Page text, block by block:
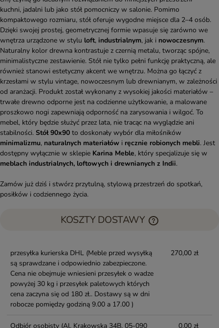
kuchni, jadalni lub jako stół pomocniczy w salonie. Pomimo
kompaktowego rozmiaru, stół oferuje wygodne miejsce dla 2–4 osób.
Dzięki swojej prostej, geometrycznej formie wpasuje się zarówno we
wnętrza urządzone w stylu loft, industrialnym, jak i nowoczesnym.
Naturalny kolor drewna kontrastuje z czernią metalu, tworząc spójne,
minimalistyczne zestawienie. Stół nie tylko pełni funkcję praktyczną, ale
również stanowi estetyczny akcent we wnętrzu. Można go łączyć z
krzesłami w stylu vintage, nowoczesnym lub drewnianym, w zależności
od aranżacji. Produkt został wykonany z wysokiej jakości materiałów –
trwałe drewno odporne jest na codzienne użytkowanie, a malowane
proszkowo nogi zapewniają odporność na zarysowania i wilgoć. To
mebel, który będzie służyć przez lata, nie tracąc na wyglądzie ani
stabilności. Stół 90x90 to doskonały wybór dla miłośników
minimalizmu, naturalnych materiałów i ręcznie robionych mebli. Jest
dostępny wyłącznie w sklepie Karina Meble, który specjalizuje się w
meblach industrialnych, loftowych i drewnianych z Indii.
Zamów już dziś i stwórz przytulną, stylową przestrzeń do spotkań,
posiłków i codziennego życia.
KOSZTY DOSTAWY
przesyłka kurierska DHL (Meble przed wysyłką
są sprawdzane i odpowiednio zabezpieczone.
Cena nie obejmuje wniesieni przesyłek o wadze
powyżej 30 kg i przesyłek paletowych których
cena zaczyna się od 180 zł.. Dostawy są w dni
robocze pomiędzy godziną 9.00 a 17.00 )
270,00 zł
Odbiór osobisty (Al. Krakowska 34B, 05-090
0,00 zł